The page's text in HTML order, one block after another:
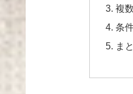
複
条
ま